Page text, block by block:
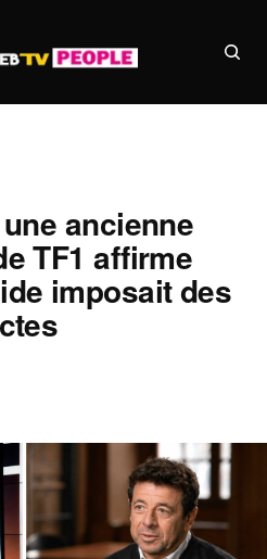
ancienne
TF1 affirme
imposait des